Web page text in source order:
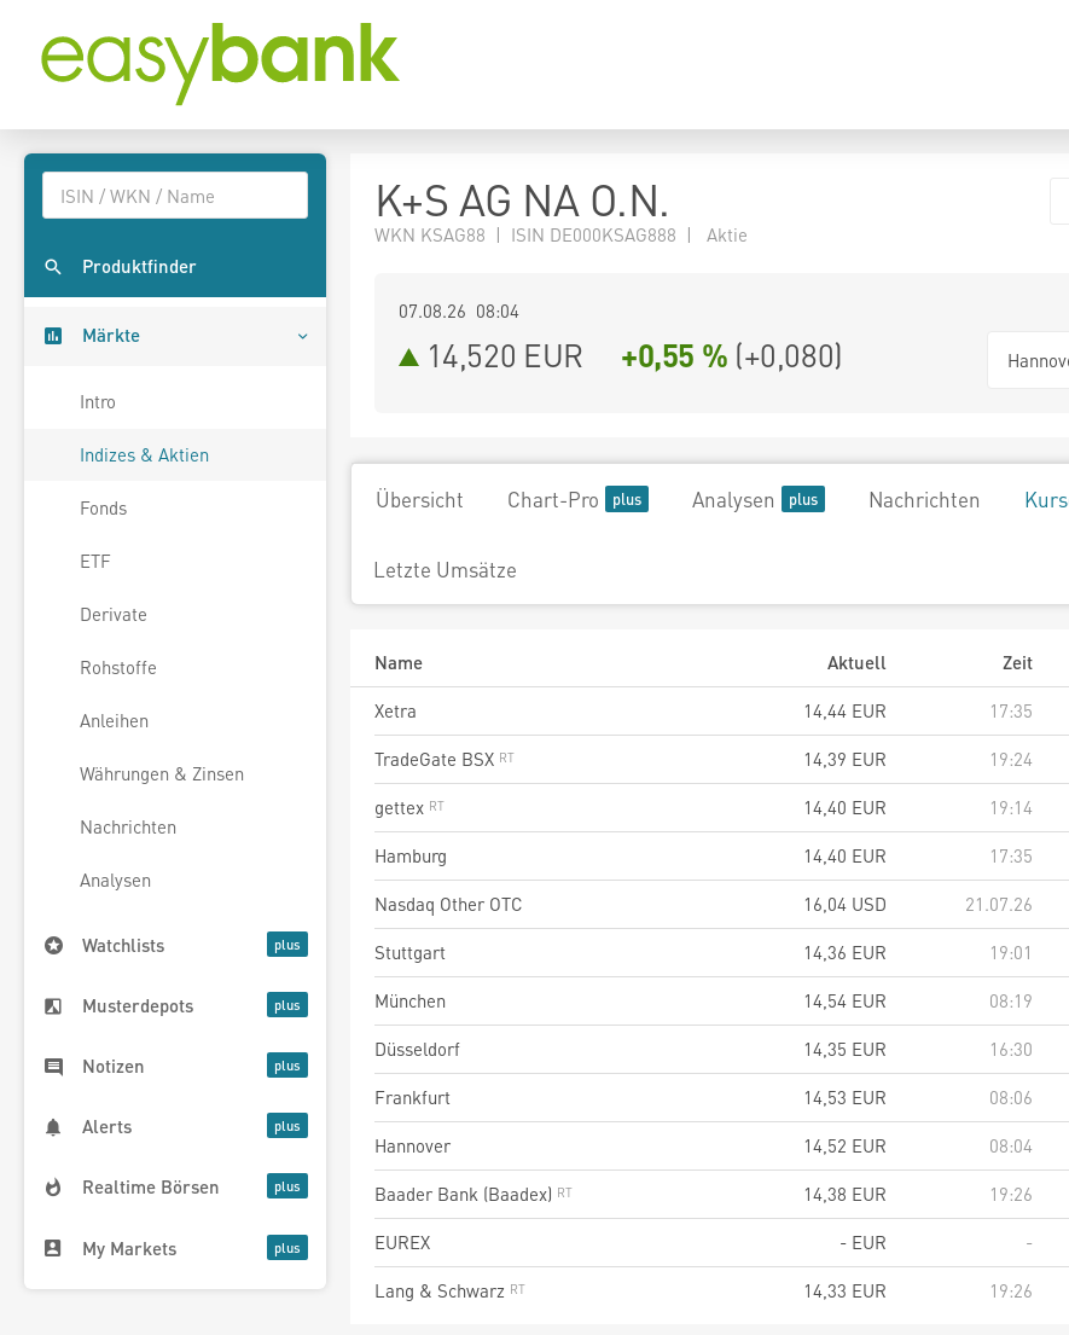
Produktfinder
Märkte
Intro
Indizes & Aktien
Fonds
ETF
Derivate
Rohstoffe
Anleihen
Währungen & Zinsen
Nachrichten
Analysen
Watchlists
Musterdepots
Notizen
Alerts
Realtime Börsen
My Markets
K+S AG NA O.N.
WKN KSAG88 | ISIN DE000KSAG888 | Aktie
07.08.26 08:04
14,520 EUR +0,55 % (+0,080)
Übersicht Chart-Pro Analysen Nachrichten
Letzte Umsätze
Name Aktuell Zeit
Xetra
14,44 EUR 17:35
TradeGate BSX
14,39 EUR 19:24
gettex
14,40 EUR 19:14
Hamburg
14,40 EUR 17:35
Nasdaq Other OTC
16,04 USD 21.07.26
Stuttgart
14,36 EUR 19:01
München
14,54 EUR 08:19
Düsseldorf
14,35 EUR 16:30
Frankfurt
14,53 EUR 08:06
Hannover
14,52 EUR 08:04
Baader Bank (Baadex)
14,38 EUR 19:26
EUREX
- EUR -
Lang & Schwarz
14,33 EUR 19:26